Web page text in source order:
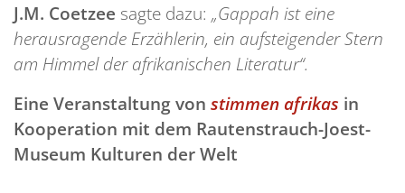
J.M. Coetzee sagte dazu: „Gappah ist eine
herausragende Erzählerin, ein aufsteigender Stern
am Himmel der afrikanischen Literatur“.
Eine Veranstaltung von stimmen afrikas in
Kooperation mit dem Rautenstrauch-Joest-
Museum Kulturen der Welt